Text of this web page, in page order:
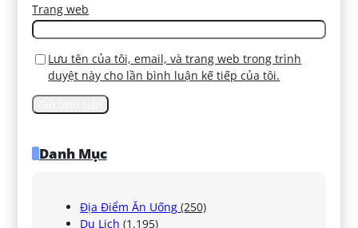
Trang web
Lưu tên của tôi, email, và trang web trong trình
duyệt này cho lần bình luận kế tiếp của tôi.
Danh Mục
Địa Điểm Ăn Uống (250)
Du Lịch (1.195)